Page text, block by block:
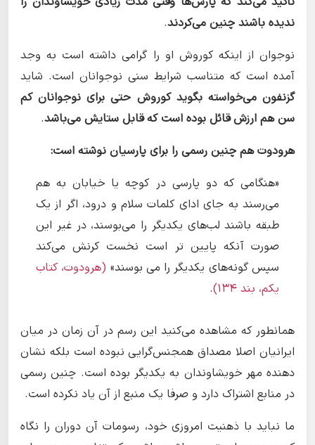
ندیده باشند چنین می‌کردند.
نوجوان از اینکه کوروش او را گرامی داشته است به وجد
آمده است که متناسب شرایط سنی نوجوانان است. شاید
گزنفون می‌خواسته بگوید کوروش حتی برای نوجوانان کم
سن هم ارزش قائل بوده است که قابل ستایش می‌باشد.
هرودوت هم چنین رسمی را برای پارسیان نوشته است:
«هنگامی که دو پارسی در کوچه یا خیابان به هم
می‌رسند به جای ادای کلمات سلام و درود، اگر از یک
طبقه باشند لب‌های یکدیگر را می‌بوسند، در غیر این
صورت آنکه پایین تر است نخست کرنش می‌کند
سپس گونه‌های یکدیگر را می بوسند» (هرودوت، کتاب
یکم، بند ١۳۴)
.
همانطور که مشاهده می‌کنید این رسم در آن زمان در میان
ایرانیان اصلا مصداق همجنس‌گرایی نبوده است بلکه نشان
دهنده مهر خویشاوندان به یکدیگر بوده است. چنین رسمی
در منابع اشتراک دارد و صرفا یک منبع از آن یاد نکرده است.
ما نباید با ذهنیت امروزی خود، رسومات آن دوران را نگاه